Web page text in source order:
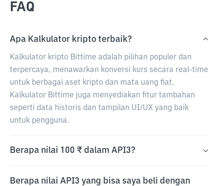
FAQ
Apa Kalkulator kripto terbaik?
Kalkulator kripto Bittime adalah pilihan populer dan
terpercaya, menawarkan konversi kurs secara real-time
untuk berbagai aset kripto dan mata uang fiat.
Kalkulator Bittime juga menyediakan fitur tambahan
seperti data historis dan tampilan UI/UX yang baik
untuk pengguna.
Berapa nilai 100 ₹ dalam API3?
Berapa nilai API3 yang bisa saya beli dengan